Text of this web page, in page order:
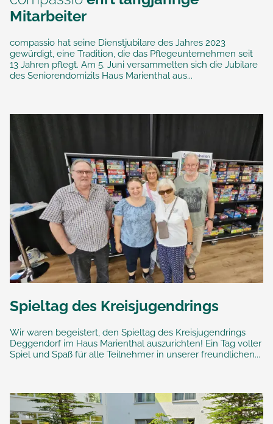
Mitarbeiter
compassio hat seine Dienstjubilare des Jahres 2023
gewürdigt, eine Tradition, die das Pflegeunternehmen seit
13 Jahren pflegt. Am 5. Juni versammelten sich die Jubilare
des Seniorendomizils Haus Marienthal aus...
Spieltag des Kreisjugendrings
Wir waren begeistert, den Spieltag des Kreisjugendrings
Deggendorf im Haus Marienthal auszurichten! Ein Tag voller
Spiel und Spaß für alle Teilnehmer in unserer freundlichen...